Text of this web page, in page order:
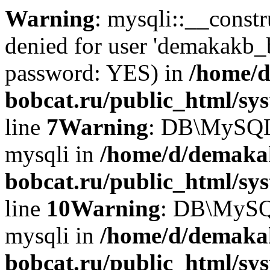
Warning:
denied for user
password: YES) in /home/
bobcat.ru/public_html/
line 7Warning:
mysqli in /home/d/
bobcat.ru/public_html/
line 10Warning:
mysqli in /home/d/
bobcat.ru/public_html/